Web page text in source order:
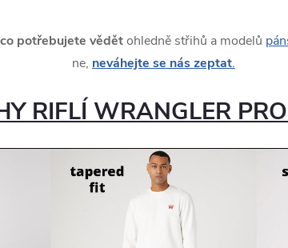
potřebujete vědětohledně střihů a modelů
ne, neváhejte se nás zeptat.
RIFLÍ WRANGLER